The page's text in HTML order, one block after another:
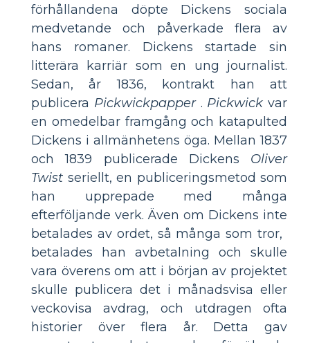
förhållandena döpte Dickens sociala
medvetande och påverkade flera av
hans romaner. Dickens startade sin
litterära karriär som en ung journalist.
Sedan, år 1836, kontrakt han att
publicera Pickwickpapper. Pickwick var
en omedelbar framgång och katapulted
Dickens i allmänhetens öga. Mellan 1837
och 1839 publicerade Dickens Oliver
Twist seriellt, en publiceringsmetod som
han upprepade med många
efterföljande verk. Även om Dickens inte
betalades av ordet, så många som tror, ​​
betalades han avbetalning och skulle
vara överens om att i början av projektet
skulle publicera det i månadsvisa eller
veckovisa avdrag, och utdragen ofta
historier över flera år. Detta gav